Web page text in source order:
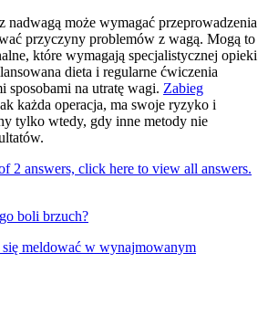
nadwagą może wymagać przeprowadzenia
przyczyny problemów z wagą. Mogą to
które wymagają specjalistycznej opieki
dieta i regularne ćwiczenia
sposobami na utratę wagi. Zabieg
każda operacja, ma swoje ryzyko i
tylko wtedy, gdy inne metody nie
2 answers, click here to view all answers.
boli brzuch?
się meldować w wynajmowanym